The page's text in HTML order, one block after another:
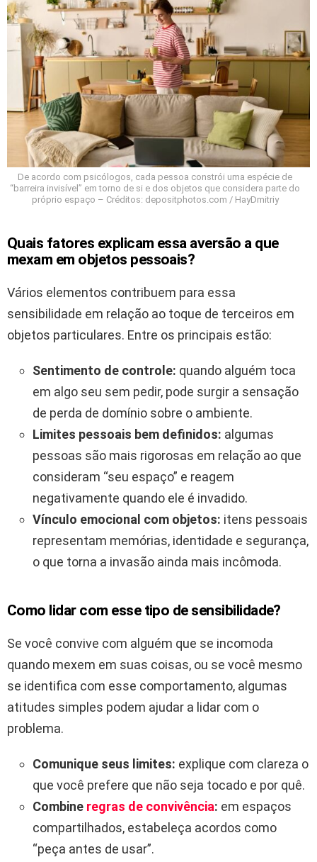
De acordo com psicólogos, cada pessoa constrói uma espécie de
“barreira invisível” em torno de si e dos objetos que considera parte do
próprio espaço – Créditos: depositphotos.com / HayDmitriy
Quais fatores explicam essa aversão a que
mexam em objetos pessoais?
Vários elementos contribuem para essa
sensibilidade em relação ao toque de terceiros em
objetos particulares. Entre os principais estão:
Sentimento de controle: quando alguém toca
em algo seu sem pedir, pode surgir a sensação
de perda de domínio sobre o ambiente.
Limites pessoais bem definidos: algumas
pessoas são mais rigorosas em relação ao que
consideram “seu espaço” e reagem
negativamente quando ele é invadido.
Vínculo emocional com objetos: itens pessoais
representam memórias, identidade e segurança,
o que torna a invasão ainda mais incômoda.
Como lidar com esse tipo de sensibilidade?
Se você convive com alguém que se incomoda
quando mexem em suas coisas, ou se você mesmo
se identifica com esse comportamento, algumas
atitudes simples podem ajudar a lidar com o
problema.
Comunique seus limites: explique com clareza o
que você prefere que não seja tocado e por quê.
Combine regras de convivência: em espaços
compartilhados, estabeleça acordos como
“peça antes de usar”.